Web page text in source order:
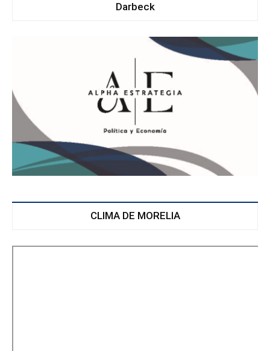
Darbeck
CLIMA DE MORELIA